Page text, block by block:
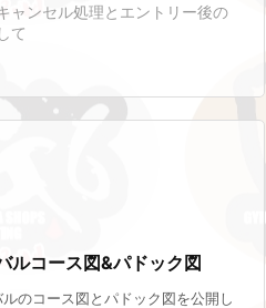
ャンセル処理とエントリー後の
て
ルコース図&パドック図
のコース図とパドック図を公開し